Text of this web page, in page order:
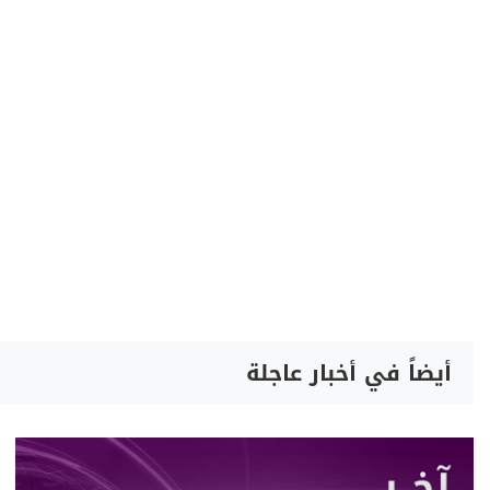
أيضاً في أخبار عاجلة